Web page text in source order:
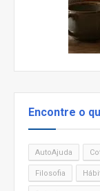
Encontre o
AutoAjuda
Filosofia